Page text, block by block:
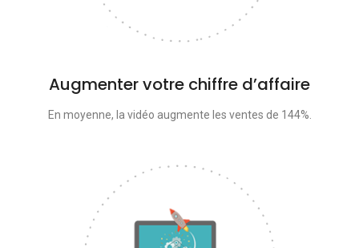
Augmenter votre chiffre d’affaire
En moyenne, la vidéo augmente les ventes de 144%.